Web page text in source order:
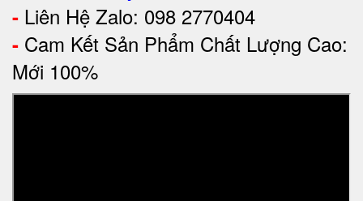
- Liên Hệ Zalo: 098 2770404
- Cam Kết Sản Phẩm Chất Lượng Cao:
Mới 100%